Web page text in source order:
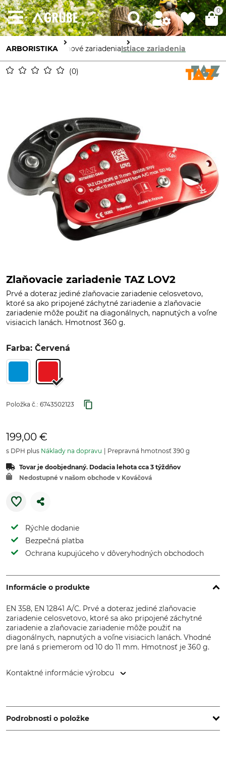
0
ARBORISTIKA Lanové zariadeniaIstiace zariadenia
0
Zlaňovacie zariadenie TAZ LOV2
Prvé a doteraz jediné zlaňovacie zariadenie celosvetovo,
ktoré sa ako pripojené záchytné zariadenie a zlaňovacie
zariadenie môže použiť na diagonálnych, napnutých a voľne
visiacich lanách. Hmotnosť 360 g.
Farba: Červená
Položka č.: 6743502123
199,00 €
s DPH plus Náklady na dopravu Prepravná hmotnosť 390 g
Tovar je doobjednaný. Dodacia lehota cca 3 týždňov
Nedostupné v našom obchode v Kováčová
Rýchle dodanie
Bezpečná platba
Ochrana kupujúceho v dôveryhodných obchodoch
Informácie o produkte
EN 358, EN 12841 A/C. Prvé a doteraz jediné zlaňovacie
zariadenie celosvetovo, ktoré sa ako pripojené záchytné
zariadenie a zlaňovacie zariadenie môže použiť na
diagonálnych, napnutých a voľne visiacich lanách. Vhodné
pre laná s priemerom od 10 do 11 mm. Hmotnosť je 360 g.
Kontaktné informácie výrobcu
Vincent de Mercuze, France, www.taz3d.fr
Podrobnosti o položke